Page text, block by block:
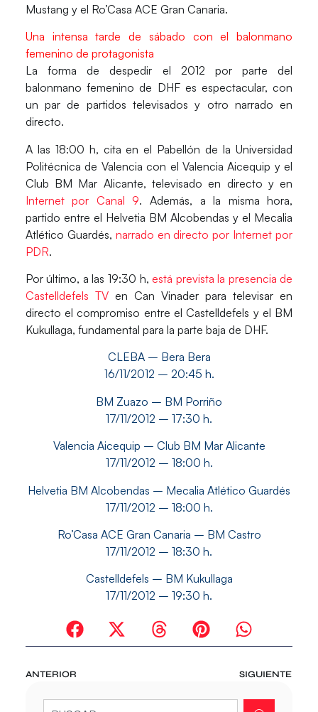
Mustang y el Ro’Casa ACE Gran Canaria.
Una intensa tarde de sábado con el balonmano
femenino de protagonista
La forma de despedir el 2012 por parte del
balonmano femenino de DHF es espectacular, con
un par de partidos televisados y otro narrado en
directo.
A las 18:00 h, cita en el Pabellón de la Universidad
Politécnica de Valencia con el Valencia Aicequip y el
Club BM Mar Alicante, televisado en directo y en
Internet por Canal 9. Además, a la misma hora,
partido entre el Helvetia BM Alcobendas y el Mecalia
Atlético Guardés, narrado en directo por Internet por
PDR.
Por último, a las 19:30 h,está prevista la presencia de
Castelldefels TVen Can Vinader para televisar en
directo el compromiso entre elCastelldefels y el BM
Kukullaga, fundamental para la parte baja de DHF.
CLEBA – Bera Bera
16/11/2012 – 20:45 h.
BM Zuazo – BM Porriño
17/11/2012 – 17:30 h.
Valencia Aicequip – Club BM Mar Alicante
17/11/2012 – 18:00 h.
Helvetia BM Alcobendas – Mecalia Atlético Guardés
17/11/2012 – 18:00 h.
Ro’Casa ACE Gran Canaria – BM Castro
17/11/2012 – 18:30 h.
Castelldefels – BM Kukullaga
17/11/2012 – 19:30 h.
ANTERIOR SIGUIENTE